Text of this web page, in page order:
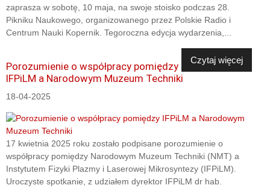
zaprasza w sobotę, 10 maja, na swoje stoisko podczas 28.
Pikniku Naukowego, organizowanego przez Polskie Radio i
Centrum Nauki Kopernik. Tegoroczna edycja wydarzenia,...
Czytaj więcej
Porozumienie o współpracy pomiędzy
IFPiLM a Narodowym Muzeum Techniki
18-04-2025
17 kwietnia 2025 roku zostało podpisane porozumienie o
współpracy pomiędzy Narodowym Muzeum Techniki (NMT) a
Instytutem Fizyki Plazmy i Laserowej Mikrosyntezy (IFPiLM).
Uroczyste spotkanie, z udziałem dyrektor IFPiLM dr hab.